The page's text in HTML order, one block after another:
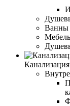
Ванны
Мебель
Канализация